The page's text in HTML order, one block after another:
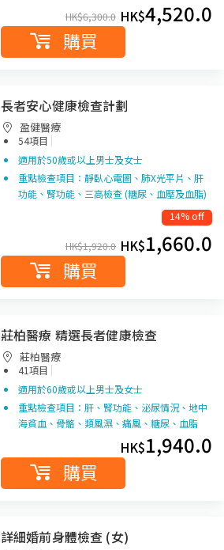
HK$6,300.0 HK$4,520.0
購買
長者安心健康檢查計劃
盈健醫療
54項目 |
適用於50歲或以上男士及女士
重點檢查項目：靜臥心電圖、肺X光平片、肝
功能、腎功能、三高檢查 (糖尿、血壓及血脂)
14% off
HK$1,920.0 HK$1,660.0
購買
莊柏醫療 精選長者健康檢查
莊柏醫療
41項目 |
適用於60歲或以上男士及女士
重點檢查項目：肝、腎功能、泌尿情況、地中
海貧血、骨骼、類風濕、痛風、糖尿、血脂
HK$1,940.0
購買
詳細婚前身體檢查 (女)